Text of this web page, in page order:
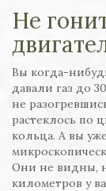
Не
Вы когда-
давали газ до
не
растеклось по
кольца. А вы
Они не видны,
километров у